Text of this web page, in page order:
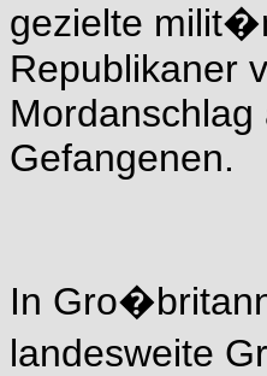
gezielte
Republikaner
Gefangenen.
In
landesweite